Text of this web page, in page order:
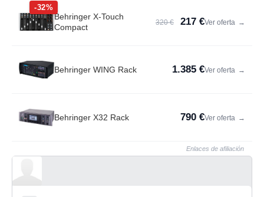
-32%
Behringer X-Touch
Compact
320 € 217 €Ver oferta →
Behringer WING Rack 1.385 €Ver oferta →
Behringer X32 Rack 790 €Ver oferta →
Enlaces de afiliación